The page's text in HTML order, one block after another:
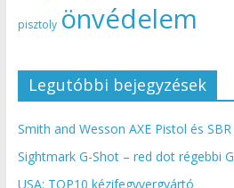
pisztoly önvédelem
Legutóbbi bejegyzések
Smith and Wesson AXE Pistol és
Sightmark G-Shot – red dot régebbi
USA: TOP10 kézifegyvergyártó